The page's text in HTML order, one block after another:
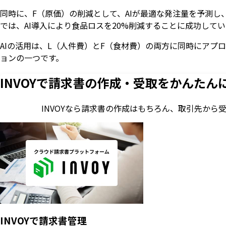
同時に、F（原価）の削減として、AIが最適な発注量を予測
では、AI導入により食品ロスを20%削減することに成功して
AIの活用は、L（人件費）とF（食材費）の両方に同時にアプ
ョンの一つです。
INVOYで請求書の作成・ 受取をかんたん
INVOYなら請求書の作成はもちろん、 取引先から
INVOYで請求書管理